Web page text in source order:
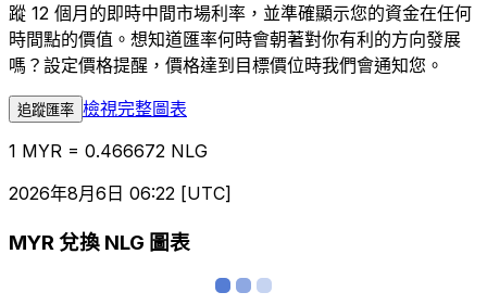
蹤 12 個月的即時中間市場利率，並準確顯示您的資金在任何
時間點的價值。想知道匯率何時會朝著對你有利的方向發展
嗎？設定價格提醒，價格達到目標價位時我們會通知您。
追蹤匯率 檢視完整圖表
1 MYR = 0.466672 NLG
2026年8月6日 06:22 [UTC]
MYR 兌換 NLG 圖表